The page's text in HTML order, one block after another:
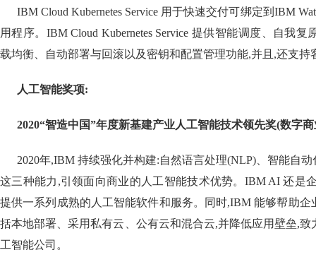
IBM Cloud Kubernetes Service 用于快速交付可绑定到IBM
用程序。IBM Cloud Kubernetes Service 提供智能调度、自我
载均衡、自动部署与回滚以及密钥和配置管理功能,并且,还支持
人工智能奖项:
2020“智造中国”年度新基建产业人工智能技术领先奖(数字
2020年,IBM 持续强化并构建:自然语言处理(NLP)、智能自动
这三种能力,引领面向商业的人工智能技术优势。IBM AI 还是
提供一系列成熟的人工智能软件和服务。同时,IBM 能够帮助
括本地部署、采用私有云、公有云和混合云,并降低应用壁垒,
工智能公司。